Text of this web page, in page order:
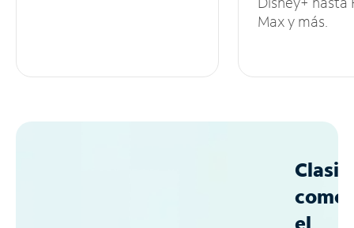
Max y más.
como
el